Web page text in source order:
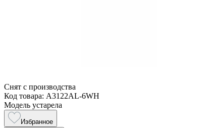
Снят с производства
Код товара: A3122AL-6WH
Модель устарела
Избранное